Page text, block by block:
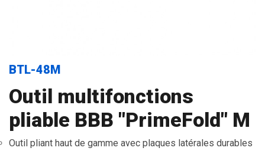
BTL-48M
Outil multifonctions
pliable BBB "PrimeFold" M
Outil pliant haut de gamme avec plaques latérales durables